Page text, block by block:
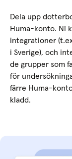
Dela upp
Huma-konto. Ni
integrationer
i Sverige), och
de grupper som
för
färre Huma-
kladd.